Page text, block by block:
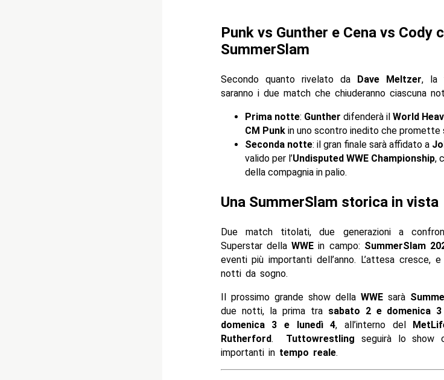
Punk vs Gunther e Cena vs Cody
SummerSlam
Secondo quanto rivelato da Dave Meltzer, la
saranno i due match che chiuderanno ciascuna
Prima notte: Gunther difenderà il World
CM Punkin uno scontro inedito che promette
Seconda notte: il gran finale sarà affidato a
valido per l’Undisputed WWE Championship,
della compagnia in palio.
Una SummerSlam storica in vista
Due match titolati, due generazioni a
Superstar dellaWWE in campo: SummerSlam
eventi più importanti dell’anno. L’attesa
notti da sogno.
Il prossimo grande show della WWEsarà
due notti, la prima tra sabato 2 e domenica
domenica 3 e lunedì 4, all’interno del
Rutherford. Tuttowrestling seguirà lo show
importanti in tempo reale.